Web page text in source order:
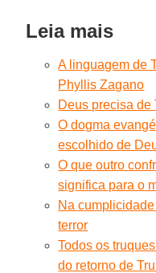
Leia mais
A linguagem de
Phyllis Zagano
Deus precisa de
O dogma
escolhido de
O que outro
significa para o
Na
terror
Todos os
do retorno de